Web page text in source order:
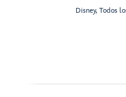
Disney, Todos